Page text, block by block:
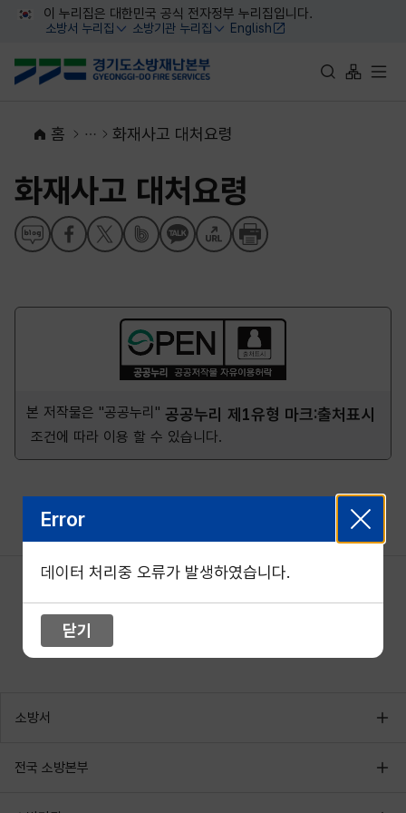
대메뉴 바로가기
본문 바로가기
이 누리집은 대한민국 공식 전자정부 누리집입니다.
소방서 누리집
열기
소방기관 누리집
열기
English
통합검색 바로가
사이트맵
전체
홈 화재사고 대처요령
화재사고 대처요령
본 저작물은 "공공누리" 공공누리 제1유형 마크:출처표시
조건에 따라 이용 할 수 있습니다.
소방서
전국 소방본부
Error
데이터 처리중 오류가 발생하였습니다.
닫기